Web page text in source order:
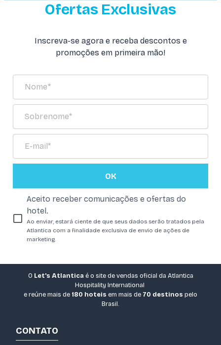
Ofertas Exclusivas
Inscreva-se agora e receba descontos e
promoções em primeira mão!
OK
Aceito receber comunicações e ofertas do
hotel.
Ao enviar, estará ciente de que seus dados serão tratados pela
Atlantica com a finalidade exclusiva de envio de ações de
marketing.
O Let's Atlantica é o site de vendas oficial da Atlantica
Hospitality International
e reúne mais de 180 hoteis em mais de 70 destinos pelo
Brasil.
CONTATO